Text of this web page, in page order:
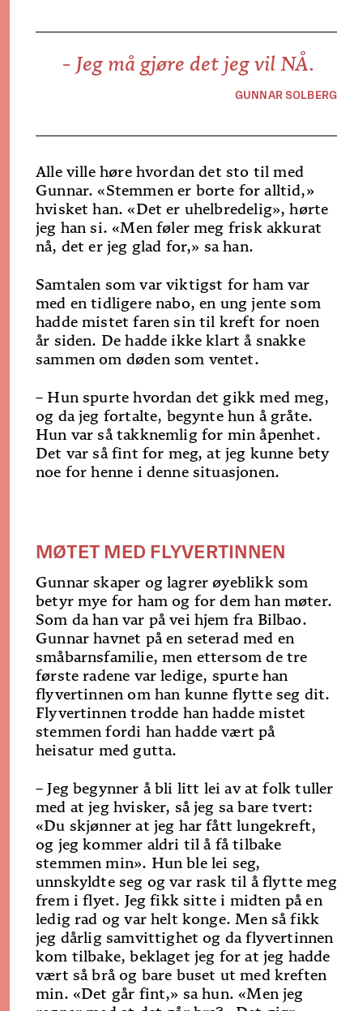
- Jeg må gjøre det jeg vil NÅ.
GUNNAR SOLBERG
Alle ville høre hvordan det sto til med
Gunnar. «Stemmen er borte for alltid,»
hvisket han. «Det er uhelbredelig», hørte
jeg han si. «Men føler meg frisk akkurat
nå, det er jeg glad for,» sa han.
Samtalen som var viktigst for ham var
med en tidligere nabo, en ung jente som
hadde mistet faren sin til kreft for noen
år siden. De hadde ikke klart å snakke
sammen om døden som ventet.
– Hun spurte hvordan det gikk med meg,
og da jeg fortalte, begynte hun å gråte.
Hun var så takknemlig for min åpenhet.
Det var så fint for meg, at jeg kunne bety
noe for henne i denne situasjonen.
MØTET MED FLYVERTINNEN
Gunnar skaper og lagrer øyeblikk som
betyr mye for ham og for dem han møter.
Som da han var på vei hjem fra Bilbao.
Gunnar havnet på en seterad med en
småbarnsfamilie, men ettersom de tre
første radene var ledige, spurte han
flyvertinnen om han kunne flytte seg dit.
Flyvertinnen trodde han hadde mistet
stemmen fordi han hadde vært på
heisatur med gutta.
– Jeg begynner å bli litt lei av at folk tuller
med at jeg hvisker, så jeg sa bare tvert:
«Du skjønner at jeg har fått lungekreft,
og jeg kommer aldri til å få tilbake
stemmen min». Hun ble lei seg,
unnskyldte seg og var rask til å flytte meg
frem i flyet. Jeg fikk sitte i midten på en
ledig rad og var helt konge. Men så fikk
jeg dårlig samvittighet og da flyvertinnen
kom tilbake, beklaget jeg for at jeg hadde
vært så brå og bare buset ut med kreften
min. «Det går fint,» sa hun. «Men jeg